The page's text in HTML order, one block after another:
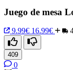
Juego de mesa
9.99€ 16.99€
409
0